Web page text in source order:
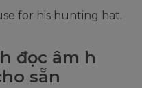
for his hunting hat.
đọc âm h
sẵn